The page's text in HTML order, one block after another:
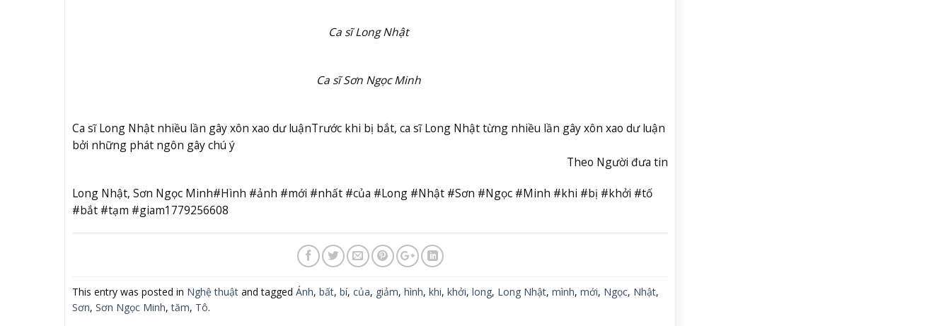
Ca sĩ Long Nhật
Ca sĩ Sơn Ngọc Minh
Ca sĩ Long Nhật nhiều lần gây xôn xao dư luậnTrước khi bị bắt, ca sĩ Long Nhật từng nhiều lần gây xôn xao dư luận
bởi những phát ngôn gây chú ý
Theo Người đưa tin
Long Nhật, Sơn Ngọc Minh#Hình #ảnh #mới #nhất #của #Long #Nhật #Sơn #Ngọc #Minh #khi #bị #khởi #tố
#bắt #tạm #giam1779256608
This entry was posted in Nghệ thuậtand tagged Ánh, bất, bí, của, giảm, hình, khi, khởi, long, Long Nhật, mình, mới, Ngọc, Nhật,
Sơn, Sơn Ngọc Minh,tăm, Tô.